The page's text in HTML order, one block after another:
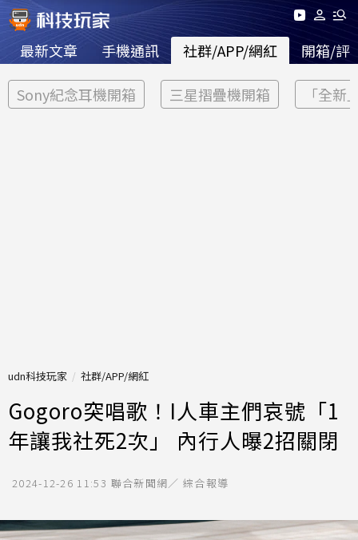
最新文章 手機通訊 社群/APP/網紅 開箱/評
Sony紀念耳機開箱 三星摺疊機開箱 「全新
udn科技玩家 社群/APP/網紅
Gogoro突唱歌！I人車主們哀號「1
年讓我社死2次」 內行人曝2招關閉
2024-12-26 11:53 聯合新聞網／ 綜合報導